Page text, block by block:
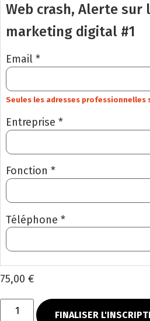
Web crash, Alerte sur
marketing digital #1
Email *
Seules les adresses professionnelles
Entreprise *
Fonction *
Téléphone *
75,00 €
FINALISER